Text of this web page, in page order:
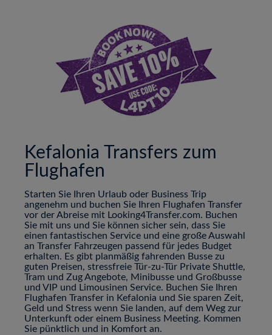
Kefalonia Transfers zum
Flughafen
Starten Sie Ihren Urlaub oder Business Trip
angenehm und buchen Sie Ihren Flughafen Transfer
vor der Abreise mit Looking4Transfer.com. Buchen
Sie mit uns und Sie können sicher sein, dass Sie
einen fantastischen Service und eine große Auswahl
an Transfer Fahrzeugen passend für jedes Budget
erhalten. Es gibt planmäßig fahrenden Busse zu
guten Preisen, stressfreie Tür-zu-Tür Private Shuttle,
Tram und Zug Angebote, Minibusse und Großbusse
und VIP und Limousinen Service. Buchen Sie Ihren
Flughafen Transfer in Kefalonia und Sie sparen Zeit,
Geld und Stress wenn Sie landen, auf dem Weg zur
Unterkunft oder einem Business Meeting. Kommen
Sie pünktlich und in Komfort an.